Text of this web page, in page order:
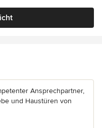
Ansprechpartner,
und Haustüren von